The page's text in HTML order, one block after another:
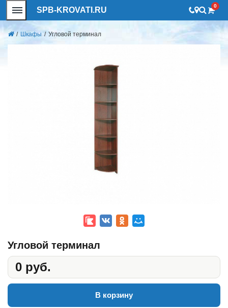
SPB-KROVATI.RU 0
/ Шкафы / Угловой терминал
Угловой терминал
0 руб.
В корзину